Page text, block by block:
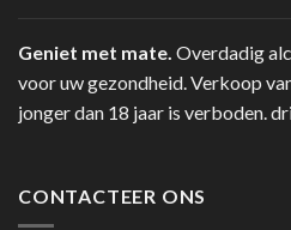
Geniet met mate. Overdadig
voor uw gezondheid. Verkoop
jonger dan 18 jaar is verboden.
CONTACTEER ONS